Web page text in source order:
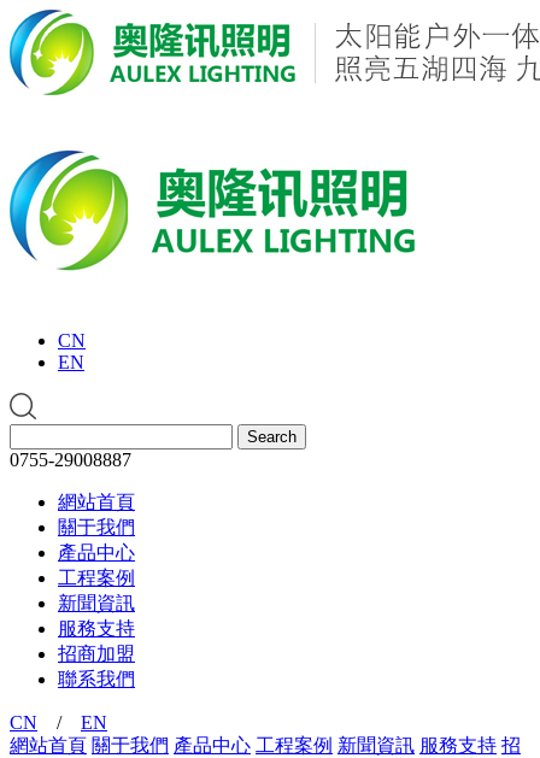
CN
EN
0755-29008887
網站首頁
關于我們
產品中心
工程案例
新聞資訊
服務支持
招商加盟
聯系我們
CN / EN
網站首頁 關于我們 產品中心 工程案例 新聞資訊 服務支持 招